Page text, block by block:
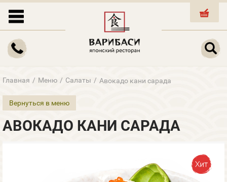
КОРЗИНА
Главная / Меню / Салаты / Авокадо кани сарада
Вернуться в меню
АВОКАДО КАНИ САРАДА